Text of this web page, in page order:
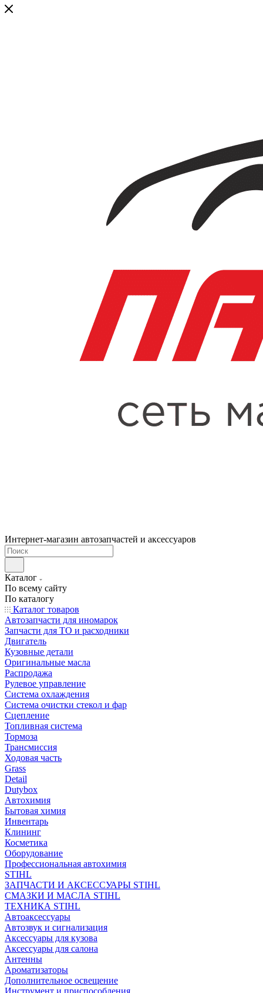
Интернет-магазин автозапчастей и аксессуаров
Каталог
По всему сайту
По каталогу
Каталог товаров
Автозапчасти для иномарок
Запчасти для ТО и расходники
Двигатель
Кузовные детали
Оригинальные масла
Распродажа
Рулевое управление
Система охлаждения
Система очистки стекол и фар
Сцепление
Топливная система
Тормоза
Трансмиссия
Ходовая часть
Grass
Detail
Dutybox
Автохимия
Бытовая химия
Инвентарь
Клининг
Косметика
Оборудование
Профессиональная автохимия
STIHL
ЗАПЧАСТИ И АКСЕССУАРЫ STIHL
СМАЗКИ И МАСЛА STIHL
ТЕХНИКА STIHL
Автоаксессуары
Автозвук и сигнализация
Аксессуары для кузова
Аксессуары для салона
Антенны
Ароматизаторы
Дополнительное освещение
Инструмент и приспособления